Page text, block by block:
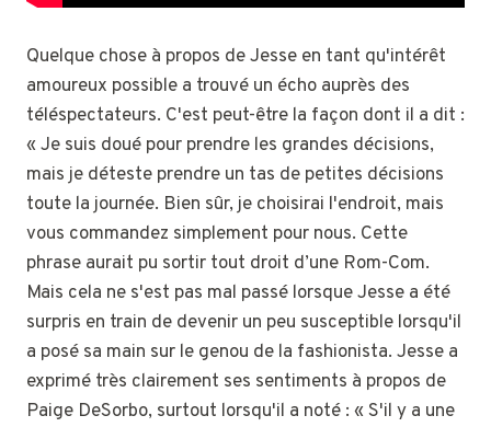
Quelque chose à propos de Jesse en tant qu'intérêt
amoureux possible a trouvé un écho auprès des
téléspectateurs. C'est peut-être la façon dont il a dit :
« Je suis doué pour prendre les grandes décisions,
mais je déteste prendre un tas de petites décisions
toute la journée. Bien sûr, je choisirai l'endroit, mais
vous commandez simplement pour nous. Cette
phrase aurait pu sortir tout droit d’une Rom-Com.
Mais cela ne s'est pas mal passé lorsque Jesse a été
surpris en train de devenir un peu susceptible lorsqu'il
a posé sa main sur le genou de la fashionista. Jesse a
exprimé très clairement ses sentiments à propos de
Paige DeSorbo, surtout lorsqu'il a noté : « S'il y a une